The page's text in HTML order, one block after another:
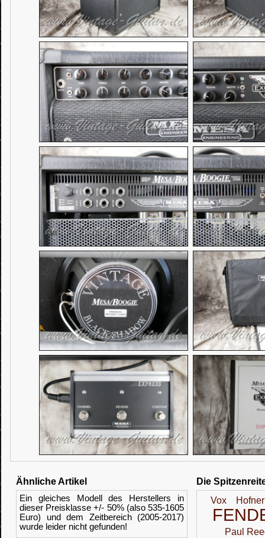
Ähnliche Artikel
Ein gleiches Modell des Herstellers in
dieser Preisklasse +/- 50% (also 535-1605
Euro) und dem Zeitbereich (2005-2017)
wurde leider nicht gefunden!
Die
Vox
Hofner
Paul